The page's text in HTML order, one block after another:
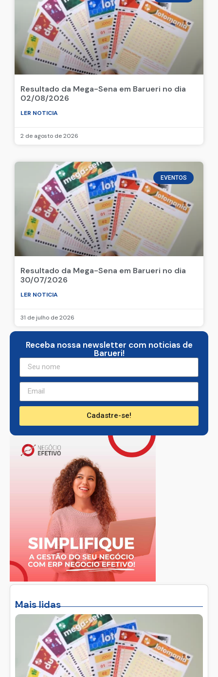
Resultado da Mega-Sena em Barueri no dia
02/08/2026
LER NOTICIA
2 de agosto de 2026
EVENTOS
Resultado da Mega-Sena em Barueri no dia
30/07/2026
LER NOTICIA
31 de julho de 2026
Mais lidas
Receba nossa newsletter com noticias de
Barueri!
Cadastre-se!